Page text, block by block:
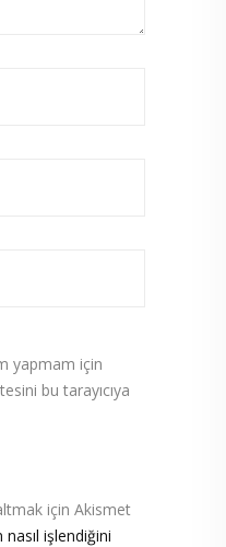
yapmam için
bu tarayıcıya
için Akismet
işlendiğini